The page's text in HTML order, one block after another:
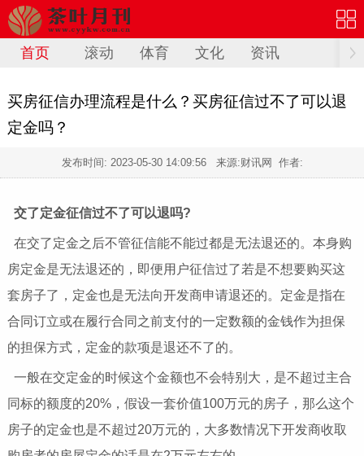
首页 滚动 体育 文化 资讯
买房征信办理流程是什么？买房征信过不了可以退
定金吗？
发布时间: 2023-05-30 14:09:56 来源:财讯网 作者:
交了定金征信过不了可以退吗?
在交了定金之后不管征信能不能过都是无法退还的。本身购
房定金是无法退还的，即便用户征信过了若是不想要购买这
套房子了，定金也是无法向开发商申请退还的。定金是指在
合同订立或在履行合同之前支付的一定数额的金钱作为担保
的担保方式，定金的款项是退还不了的。
一般在交定金的时候这个金额也不会特别大，是不超过主合
同标的额度的20%，假设一套价值100万元的房子，那么这个
房子的定金也是不超过20万元的，大多数情况下开发商收取